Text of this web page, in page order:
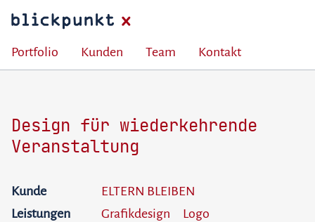
Portfolio Kunden Team Kontakt
Design für wiederkehrende
Veranstaltung
Kunde
ELTERN BLEIBEN
Leistungen
Grafikdesign
Logo